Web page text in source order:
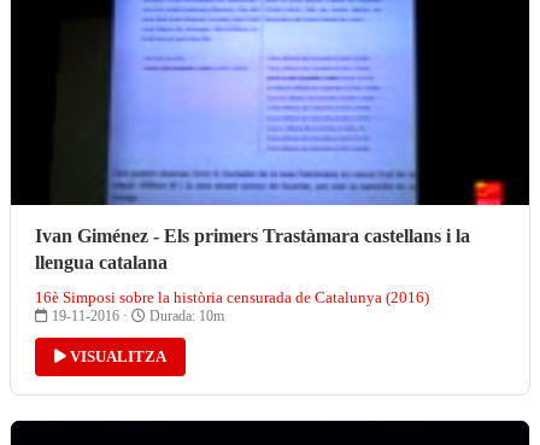
Ivan Giménez - Els primers Trastàmara castellans i la
llengua catalana
16è Simposi sobre la història censurada de Catalunya (2016)
19-11-2016 · Durada: 10m
VISUALITZA